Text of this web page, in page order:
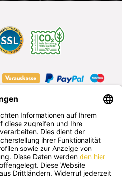
Deutsch
GMBH
Sprögnitz, Österreich